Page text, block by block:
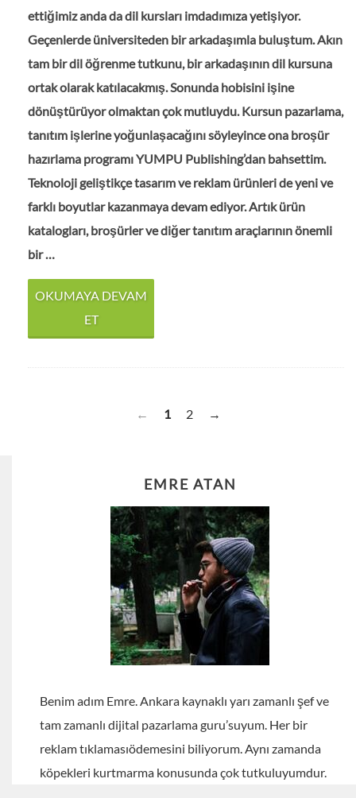
ettiğimiz anda da dil kursları imdadımıza yetişiyor.
Geçenlerde üniversiteden bir arkadaşımla buluştum. Akın
tam bir dil öğrenme tutkunu, bir arkadaşının dil kursuna
ortak olarak katılacakmış. Sonunda hobisini işine
dönüştürüyor olmaktan çok mutluydu. Kursun pazarlama,
tanıtım işlerine yoğunlaşacağını söyleyince ona broşür
hazırlama programı YUMPU Publishing’dan bahsettim.
Teknoloji geliştikçe tasarım ve reklam ürünleri de yeni ve
farklı boyutlar kazanmaya devam ediyor. Artık ürün
katalogları, broşürler ve diğer tanıtım araçlarının önemli
bir …
OKUMAYA DEVAM
ET
1 2
EMRE ATAN
Benim adım Emre. Ankara kaynaklı yarı zamanlı şef ve
tam zamanlı dijital pazarlama guru’suyum. Her bir
reklam tıklamasıödemesini biliyorum. Aynı zamanda
köpekleri kurtmarma konusunda çok tutkuluyumdur.